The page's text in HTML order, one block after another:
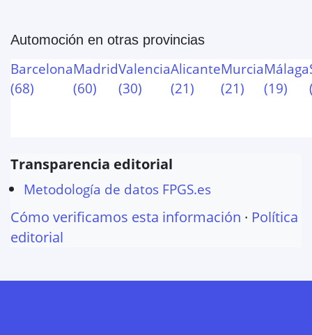
Automoción en otras provincias
Barcelona
(68)
Madrid
(60)
Valencia
(30)
Alicante
(21)
Murcia
(21)
Málaga
(19)
Transparencia editorial
Metodología de datos FPGS.es
Cómo verificamos esta información · Política
editorial